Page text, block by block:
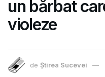
un bărbat
violeze
de Știrea Sucevei